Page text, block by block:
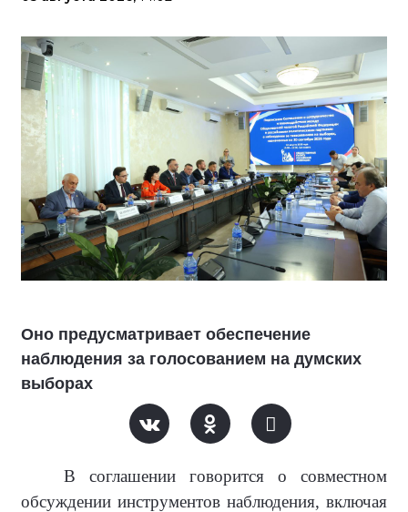
Оно предусматривает обеспечение
наблюдения за голосованием на думских
выборах
В соглашении говорится о совместном
обсуждении инструментов наблюдения, включая